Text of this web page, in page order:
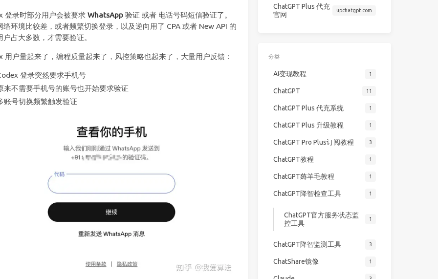
登录时部分用户会被要求WhatsApp 验证 或者 电话号码短信验证了。
络环境比较差，或者频繁切换登录，以及逆向用了 CPA 或者 New API 的
户占大多数，才需要验证。
用户量起来了，编程质量起来了，风控策略也起来了，大量用户反馈：
登录突然要求手机号
来不需要手机号的账号也开始要求验证
账号切换频繁触发验证
ChatGPT Plus 代充
官网
upchatgpt.com
分类
AI变现教程 1
ChatGPT 11
ChatGPT Plus 代充系统 1
ChatGPT Plus 升级教程 1
ChatGPT Pro Plus订阅教程 3
ChatGPT教程 1
ChatGPT薅羊毛教程 1
ChatGPT降智检查工具 1
ChatGPT官方服务状态监
控工具
1
ChatGPT降智监测工具 3
ChatShare镜像 1